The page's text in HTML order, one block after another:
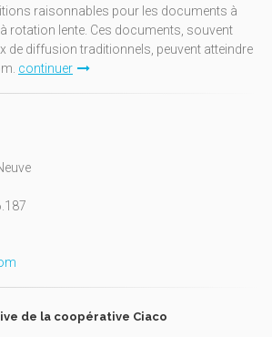
raisonnables pour les documents à
rotation lente. Ces documents, souvent
de diffusion traditionnels, peuvent atteindre
continuer
de la coopérative Ciaco